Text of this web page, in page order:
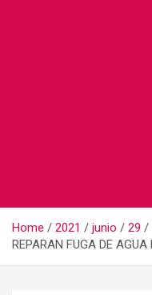
Home 2021 junio
29
REPARAN FUGA DE